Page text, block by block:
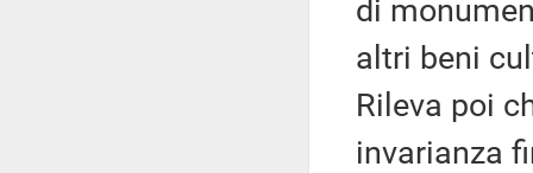
di
altri beni
Rileva poi
invarianza